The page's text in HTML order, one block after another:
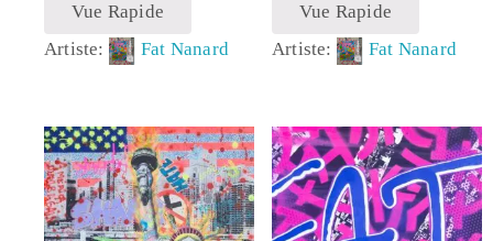
Vue Rapide
Artiste:
Fat Nanard
Vue Rapide
Artiste:
Fat Nanard